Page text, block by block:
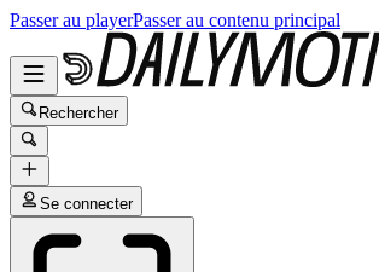
Passer au playerPasser au contenu principal
Rechercher
Se connecter